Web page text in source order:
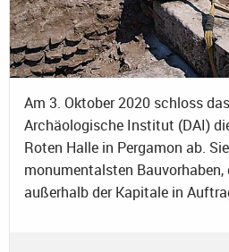
Am 3. Oktober 2020 schloss
Archäologische Institut (DAI)
Roten Halle in Pergamon ab.
monumentalsten Bauvorhaben,
außerhalb der Kapitale in